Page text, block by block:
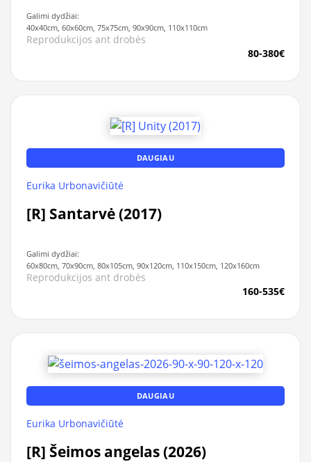
Galimi dydžiai:
40x40cm, 60x60cm, 75x75cm, 90x90cm, 110x110cm
Reprodukcijos ant drobės
80-380€
DAUGIAU
Eurika Urbonavičiūtė
[R] Santarvė (2017)
Galimi dydžiai:
60x80cm, 70x90cm, 80x105cm, 90x120cm, 110x150cm, 120x160cm
Reprodukcijos ant drobės
160-535€
DAUGIAU
Eurika Urbonavičiūtė
[R] Šeimos angelas (2026)